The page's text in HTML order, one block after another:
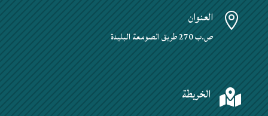
 العنوان
ص.ب 270 طريق الصومعة البليدة
 الخريطة